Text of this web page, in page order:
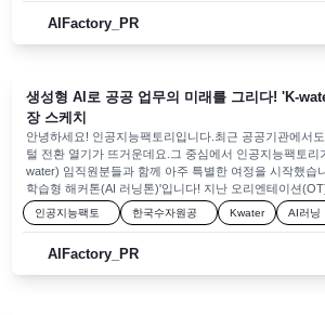
궤도에 올릴 수 있다는 실전 가이드를 공유해 주셨습니
과신하기보다, 인간과 AI가 어떻게 협업하고 시스템을 튜
팩토리는 이론을 넘어 '실전에서 직접 만지작거리며 성장
서 만들어 나가겠습니다. 참석해 주신 모든 분께 감사드
관심과 참여를 부탁드립니다. 향후 더 좋은 기회로 다시
다. 📺 아쉽게 현장에 함께하지 못하셨다면? '온라인 다
열기 가득했던 현장을 실시간으로 함께하지 못해 아쉬워
인 밋업 다시보기를 준비했습니다!한준구 저자님의 핵심
었던 5분 라이브 데모, 그리고 꿀팁 가득했던 참가자 라이
으로 다시 만나보실 수 있습니다.👉 『이게되네 오픈클
하고, 행사장 강의실은 이번 행사에 대한 높은 관심을 증
이 수많은 참가자분으로 가득 채워졌습니다.많은 분들이
다. 오거나이저 인사말이날 인사말에서는 환영의 메시
들으면서 어떻게 하면 실무에 적용할 수 있는 더 좋은 배
대한 솔직한 팁이 공유되었습니다. 발표자는 본인이 처
이 하네스(가슴줄)'였다는 유쾌한 비유를 들며, 완벽한 정
이 자리에 모인 여러분과 함께 하네스 엔지니어링에 대
는 뜻을 전하였습니다. 주최 측과 참가자가 같은 선상에
정성 있는 메시지가 전달된 시간이었습니다. 하네스 엔
성 Loop 기능연사 : 우성우[ 하네스 엔지니어링을 사용한
자료 ]본 세션에서는 AI가 정해진 제약 조건(Harness) 안
가를 반복하며 최적의 결과물을 만들어내는 작동 원리
AIFactory_PR
생성형 AI로 공공 업무의 미래를 그리다! 'K-
장 스케치
안녕하세요! 인공지능팩토리입니다.​최근 공공기관에서
털 전환 열기가 뜨거운데요.그 중심에서 인공지능팩토리
water) 임직원분들과 함께 아주 특별한 여정을 시작했습
학습형 해커톤(AI 러닝톤)'입니다! 지난 오리엔테이션
한 30개 팀이 모여, 업무 자동화부터 보고서 작성까지 AI
을 내디뎠습니다. 그 뜨거웠던 OT 현장 소식을 전해드립
핵심인 '학습'에 집중했습니다. 단순한 기술 습득을 넘어
력'을 기르는 커리큘럼이 소개되었습니다.​맞춤형 커리큘
인공지능팩토
리
한국수자원공
사
Kwater
AI러닝
톤
AIFactory_PR